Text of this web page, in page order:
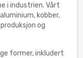
i industrien. Vårt
kobber,
og
former, inkludert